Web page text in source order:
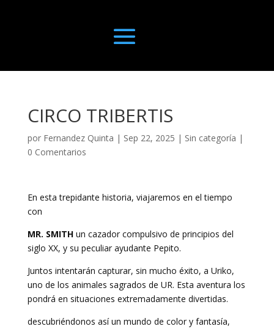
CIRCO TRIBERTIS
por Fernandez Quinta | Sep 22, 2025 | Sin categoría |
0 Comentarios
En esta trepidante historia, viajaremos en el tiempo
con
MR. SMITH un cazador compulsivo de principios del
siglo XX, y su peculiar ayudante Pepito.
Juntos intentarán capturar, sin mucho éxito, a Uriko,
uno de los animales sagrados de UR. Esta aventura los
pondrá en situaciones extremadamente divertidas.
descubriéndonos así un mundo de color y fantasía,